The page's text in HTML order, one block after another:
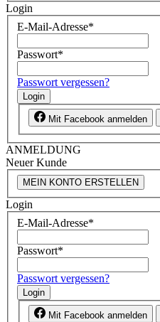
Login
E-Mail-Adresse*
Passwort*
Passwort vergessen?
Login
Mit Facebook anmelden
ANMELDUNG
Neuer Kunde
MEIN KONTO ERSTELLEN
Login
E-Mail-Adresse*
Passwort*
Passwort vergessen?
Login
Mit Facebook anmelden